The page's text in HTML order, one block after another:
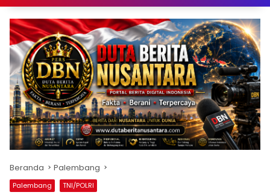
Beranda Palembang
Palembang TNI/POLRI